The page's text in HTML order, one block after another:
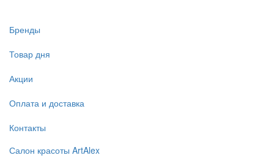
Бренды
Товар дня
Акции
Оплата и доставка
Контакты
Салон красоты ArtAlex